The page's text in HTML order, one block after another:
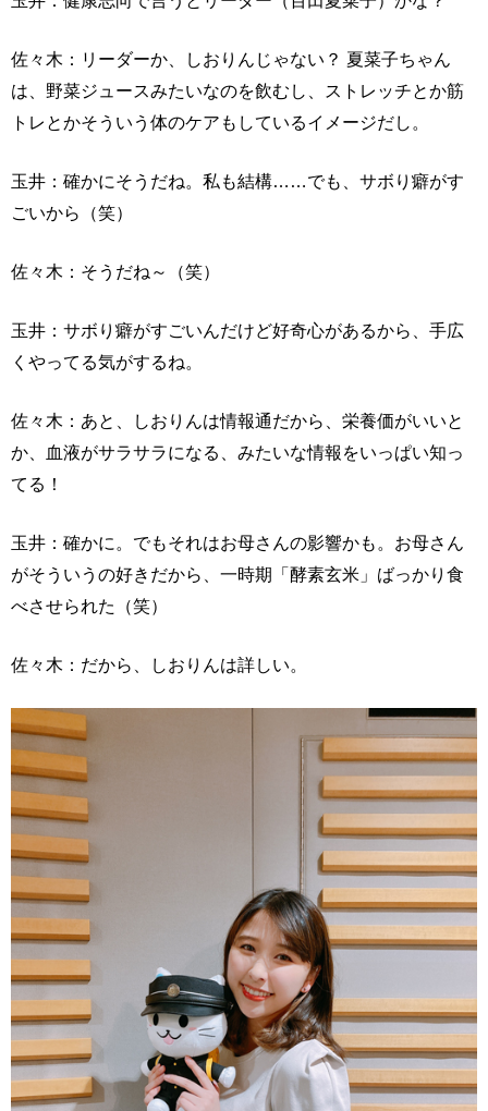
佐々木：リーダーか、しおりんじゃない？ 夏菜子ちゃん
は、野菜ジュースみたいなのを飲むし、ストレッチとか筋
トレとかそういう体のケアもしているイメージだし。
玉井：確かにそうだね。私も結構……でも、サボり癖がす
ごいから（笑）
佐々木：そうだね～（笑）
玉井：サボり癖がすごいんだけど好奇心があるから、手広
くやってる気がするね。
佐々木：あと、しおりんは情報通だから、栄養価がいいと
か、血液がサラサラになる、みたいな情報をいっぱい知っ
てる！
玉井：確かに。でもそれはお母さんの影響かも。お母さん
がそういうの好きだから、一時期「酵素玄米」ばっかり食
べさせられた（笑）
佐々木：だから、しおりんは詳しい。